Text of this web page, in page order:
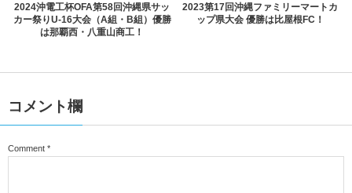
2024沖電工杯OFA第58回沖縄県サッ
カー祭りU-16大会（A組・B組）優勝
は那覇西・八重山商工！
2023第17回沖縄ファミリーマートカ
ップ県大会 優勝は比屋根FC！
コメント欄
Comment *